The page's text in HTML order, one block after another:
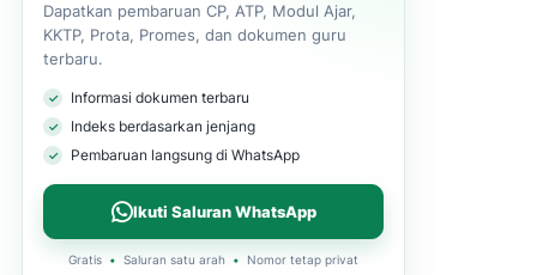
Dapatkan pembaruan CP, ATP, Modul Ajar,
KKTP, Prota, Promes, dan dokumen guru
terbaru.
Informasi dokumen terbaru
Indeks berdasarkan jenjang
Pembaruan langsung di WhatsApp
Ikuti Saluran WhatsApp
Gratis • Saluran satu arah • Nomor tetap privat